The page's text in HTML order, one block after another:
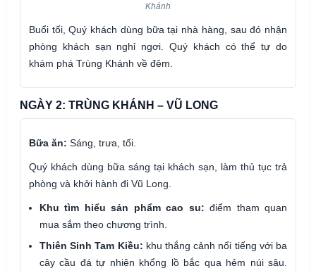
Khánh
Buổi tối, Quý khách dùng bữa tại nhà hàng, sau đó nhận
phòng khách sạn nghỉ ngơi. Quý khách có thể tự do
khám phá Trùng Khánh về đêm.
NGÀY 2: TRÙNG KHÁNH – VŨ LONG
Bữa ăn: Sáng, trưa, tối.
Quý khách dùng bữa sáng tại khách sạn, làm thủ tục trả
phòng và khởi hành đi Vũ Long.
Khu tìm hiểu sản phẩm cao su: điểm tham quan
mua sắm theo chương trình.
Thiên Sinh Tam Kiều: khu thắng cảnh nổi tiếng với ba
cây cầu đá tự nhiên khổng lồ bắc qua hẻm núi sâu.